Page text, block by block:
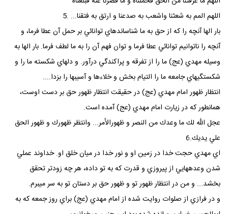
اللهم المم به شعثنا واشعب به صدعنا و ارتق به فتقنا... .5
بار الها آنچه را كه از حق به ما شناساندهاي توانائي بر حمل آن عطا فرما، و
آنچه را ناتوانيم توانائي عطا فرما و توان فهم آن را به ما لطف فرما. بار الها به
وسيله مهدي (عج) ما را از تفرقه و پراكندگي درآور. و دلهاي شكسته ما را و
شكستگيهاي جامعه ما را التيام بخش و خلاءها و آسيبها را بزدا....
انتظار ظهور امام مهدي (عج) در حقيقت انتظار ظهور حق بر دست اوست،
همانطور كه در زيارت امام مهدي (عج) آمده است.
عجل الله لك ما وعدك من النصر و ظهورالأمر... وانتظر ظهورك و ظهور الحق
علي يديك.6
اي مهدي حجت خدا در زمين او و نور خدا در ميان خلق او. خداوند عملي
شدن وعدههايي از پيروزي و قدرت كه به تو داده، هر چه زودتر تحقق
بخشد... و من در انتظار ظهور تو و ظهور حق بر دستان تو به سر ميبرم.
و در فرازي از صلوات روايت شده از امام مهدي (عج) براي روز جمعه كه به